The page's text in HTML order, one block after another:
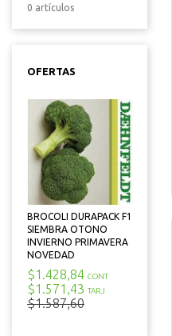
0 artículos
OFERTAS
BROCOLI DURAPACK F1
SIEMBRA OTONO
INVIERNO PRIMAVERA
NOVEDAD
$1.428,84 CONT
$1.571,43 TARJ
$1.587,60